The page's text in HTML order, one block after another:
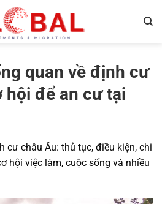
quan về định cư
hội để an cư tại
cư châu Âu: thủ tục, điều kiện, chi
hội việc làm, cuộc sống và nhiều